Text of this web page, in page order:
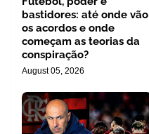
bastidores: até onde vão
os acordos e onde
começam as teorias da
conspiração?
August 05, 2026